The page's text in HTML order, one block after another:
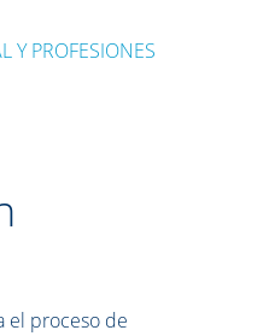
Y PROFESIONES
el proceso de